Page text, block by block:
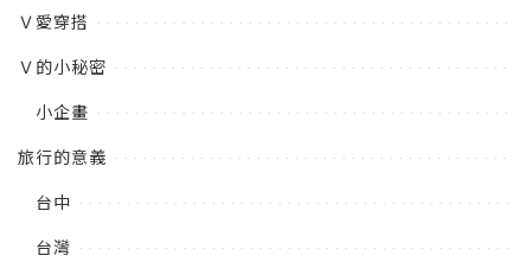
Ｖ愛穿搭
Ｖ的小秘密
小企畫
旅行的意義
台中
台灣